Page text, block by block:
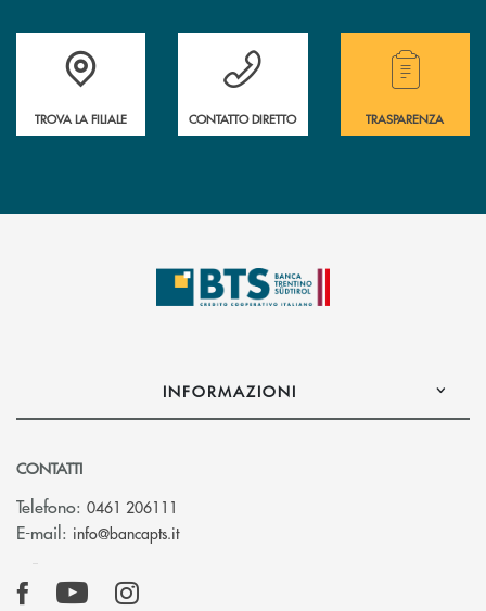
Accedi all' elenco completo delle filiali.
TROVA LA FILIALE
Hai bisogno di assistenza immediata?
CONTATTO DIRETTO
Hai bisogno di
TRASPARENZA
INFORMAZIONI
CONTATTI
Telefono: 0461 206111
E-mail: info@bancapts.it(si apre l’app di posta elettronica)